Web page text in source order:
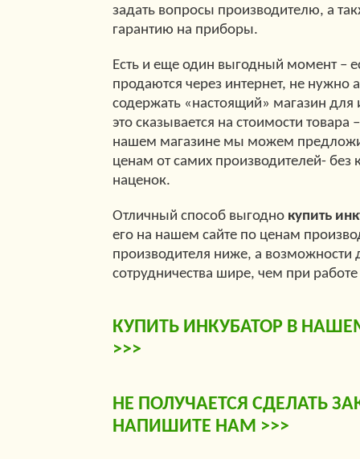
задать вопросы производителю, а
гарантию на приборы.
Есть и еще один выгодный момент –
продаются через интернет, не нужно
содержать «настоящий» магазин
это сказывается на стоимости товара
нашем магазине мы можем
ценам от самих производителей- без
наценок.
Отличный способ выгодно купить
его на нашем сайте по ценам
производителя ниже, а возможности
сотрудничества шире, чем при
КУПИТЬ ИНКУБАТОР В
>>>
НЕ ПОЛУЧАЕТСЯ СДЕЛАТЬ
НАПИШИТЕ НАМ >>>